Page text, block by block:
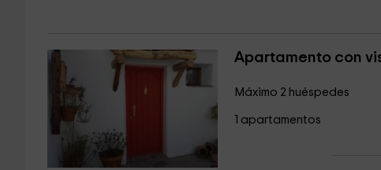
Apartamento con
Máximo 2 huéspedes
1 apartamentos